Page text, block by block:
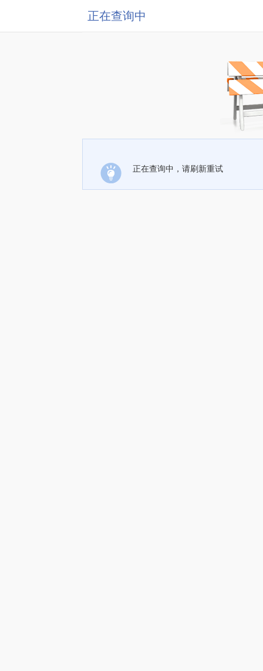
正在查询中
正在查询中，请刷新重试